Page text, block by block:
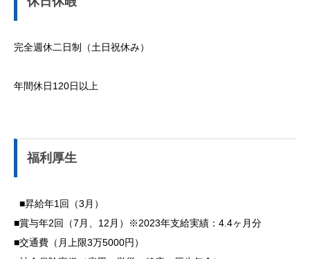
完全週休二日制（土日祝休み）
年間休日120日以上
福利厚生
■昇給年1回（3月）
■賞与年2回（7月、12月）※2023年支給実績：4.4ヶ月分
■交通費（月上限3万5000円）